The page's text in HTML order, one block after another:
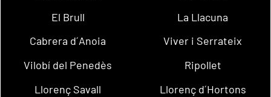
El Brull
La Llacuna
Cabrera d´Anoia
Viver i Serrateix
Vilobí del Penedès
Ripollet
Llorenç Savall
Llorenç d´Hortons